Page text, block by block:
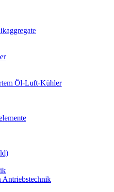
Öl-Luft-Kühler
Antriebstechnik